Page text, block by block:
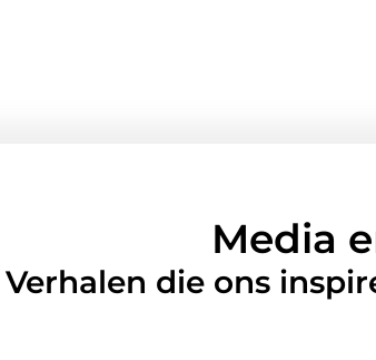
Media
Verhalen die ons